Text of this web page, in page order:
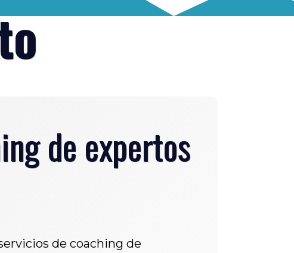
de expertos
de coaching de